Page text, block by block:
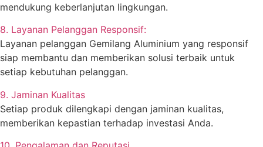
mendukung keberlanjutan lingkungan.
8. Layanan Pelanggan Responsif:
Layanan pelanggan Gemilang Aluminium yang responsif
siap membantu dan memberikan solusi terbaik untuk
setiap kebutuhan pelanggan.
9. Jaminan Kualitas
Setiap produk dilengkapi dengan jaminan kualitas,
memberikan kepastian terhadap investasi Anda.